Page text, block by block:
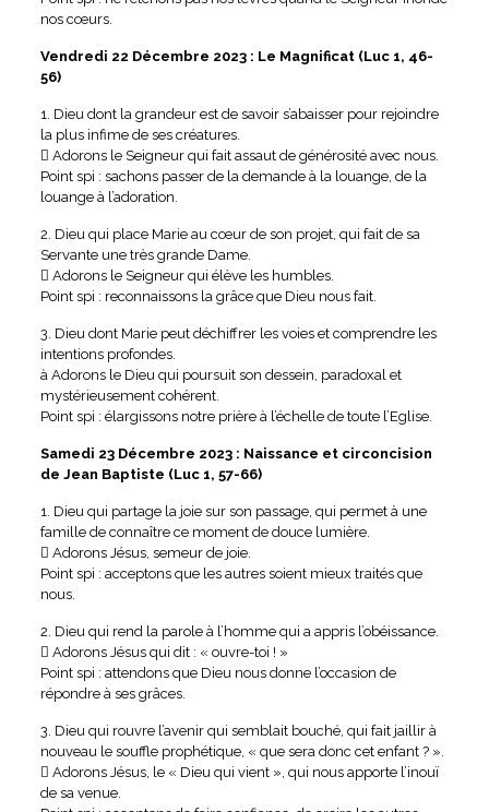
nos cœurs.
Vendredi 22 Décembre 2023 : Le Magnificat (Luc 1, 46-
56)
1. Dieu dont la grandeur est de savoir s’abaisser pour rejoindre
la plus infime de ses créatures.
 Adorons le Seigneur qui fait assaut de générosité avec nous.
Point spi : sachons passer de la demande à la louange, de la
louange à l’adoration.
2. Dieu qui place Marie au cœur de son projet, qui fait de sa
Servante une très grande Dame.
 Adorons le Seigneur qui élève les humbles.
Point spi : reconnaissons la grâce que Dieu nous fait.
3. Dieu dont Marie peut déchiffrer les voies et comprendre les
intentions profondes.
à Adorons le Dieu qui poursuit son dessein, paradoxal et
mystérieusement cohérent.
Point spi : élargissons notre prière à l’échelle de toute l’Eglise.
Samedi 23 Décembre 2023 : Naissance et circoncision
de Jean Baptiste (Luc 1, 57-66)
1. Dieu qui partage la joie sur son passage, qui permet à une
famille de connaître ce moment de douce lumière.
 Adorons Jésus, semeur de joie.
Point spi : acceptons que les autres soient mieux traités que
nous.
2. Dieu qui rend la parole à l’homme qui a appris l’obéissance.
 Adorons Jésus qui dit : « ouvre-toi ! »
Point spi : attendons que Dieu nous donne l’occasion de
répondre à ses grâces.
3. Dieu qui rouvre l’avenir qui semblait bouché, qui fait jaillir à
nouveau le souffle prophétique, « que sera donc cet enfant ? ».
 Adorons Jésus, le « Dieu qui vient », qui nous apporte l’inouï
de sa venue.